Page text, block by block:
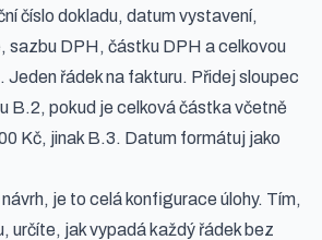
číslo dokladu, datum vystavení,
sazbu DPH, částku DPH a celkovou
řádek na fakturu. Přidej sloupec
B.2, pokud je celková částka včetně
Kč, jinak B.3. Datum formátuj jako
je to celá konfigurace úlohy. Tím,
určíte, jak vypadá každý řádek bez